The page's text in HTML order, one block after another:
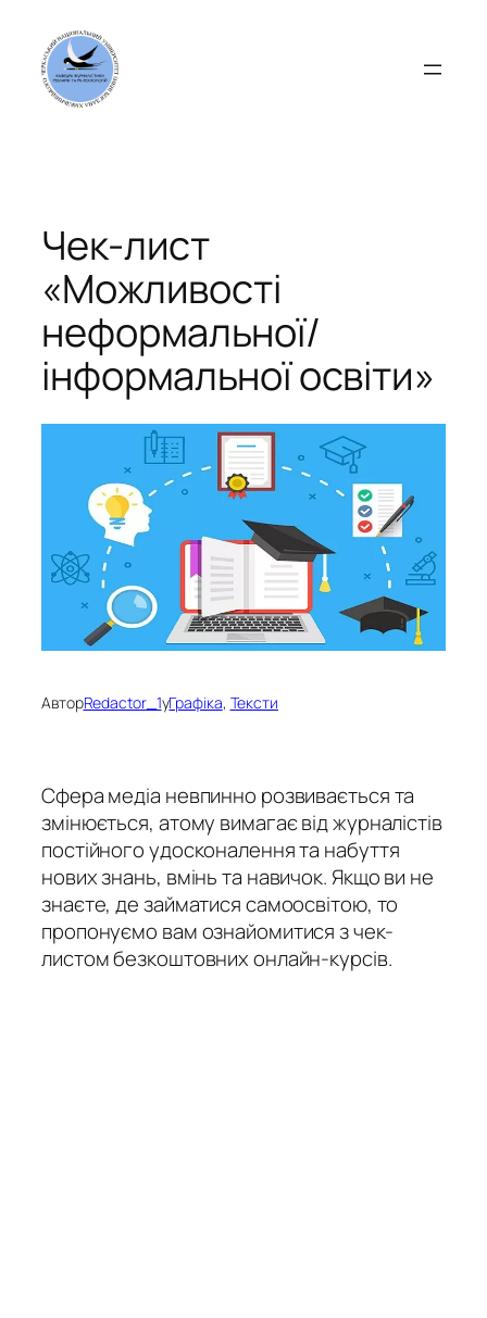
вмісту
Чек-лист
«Можливості
неформальної/
інформальної освіти»
АвторRedactor_1уГрафіка, Тексти
Сфера медіа невпинно розвивається та
змінюється, атому вимагає від журналістів
постійного удосконалення та набуття
нових знань, вмінь та навичок. Якщо ви не
знаєте, де займатися самоосвітою, то
пропонуємо вам ознайомитися з чек-
листом безкоштовних онлайн-курсів.